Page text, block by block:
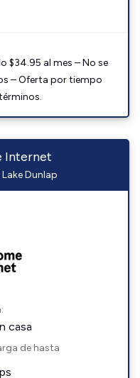
$34.95 al mes – No se
– Oferta por tiempo
Internet
Dunlap
casa
de hasta